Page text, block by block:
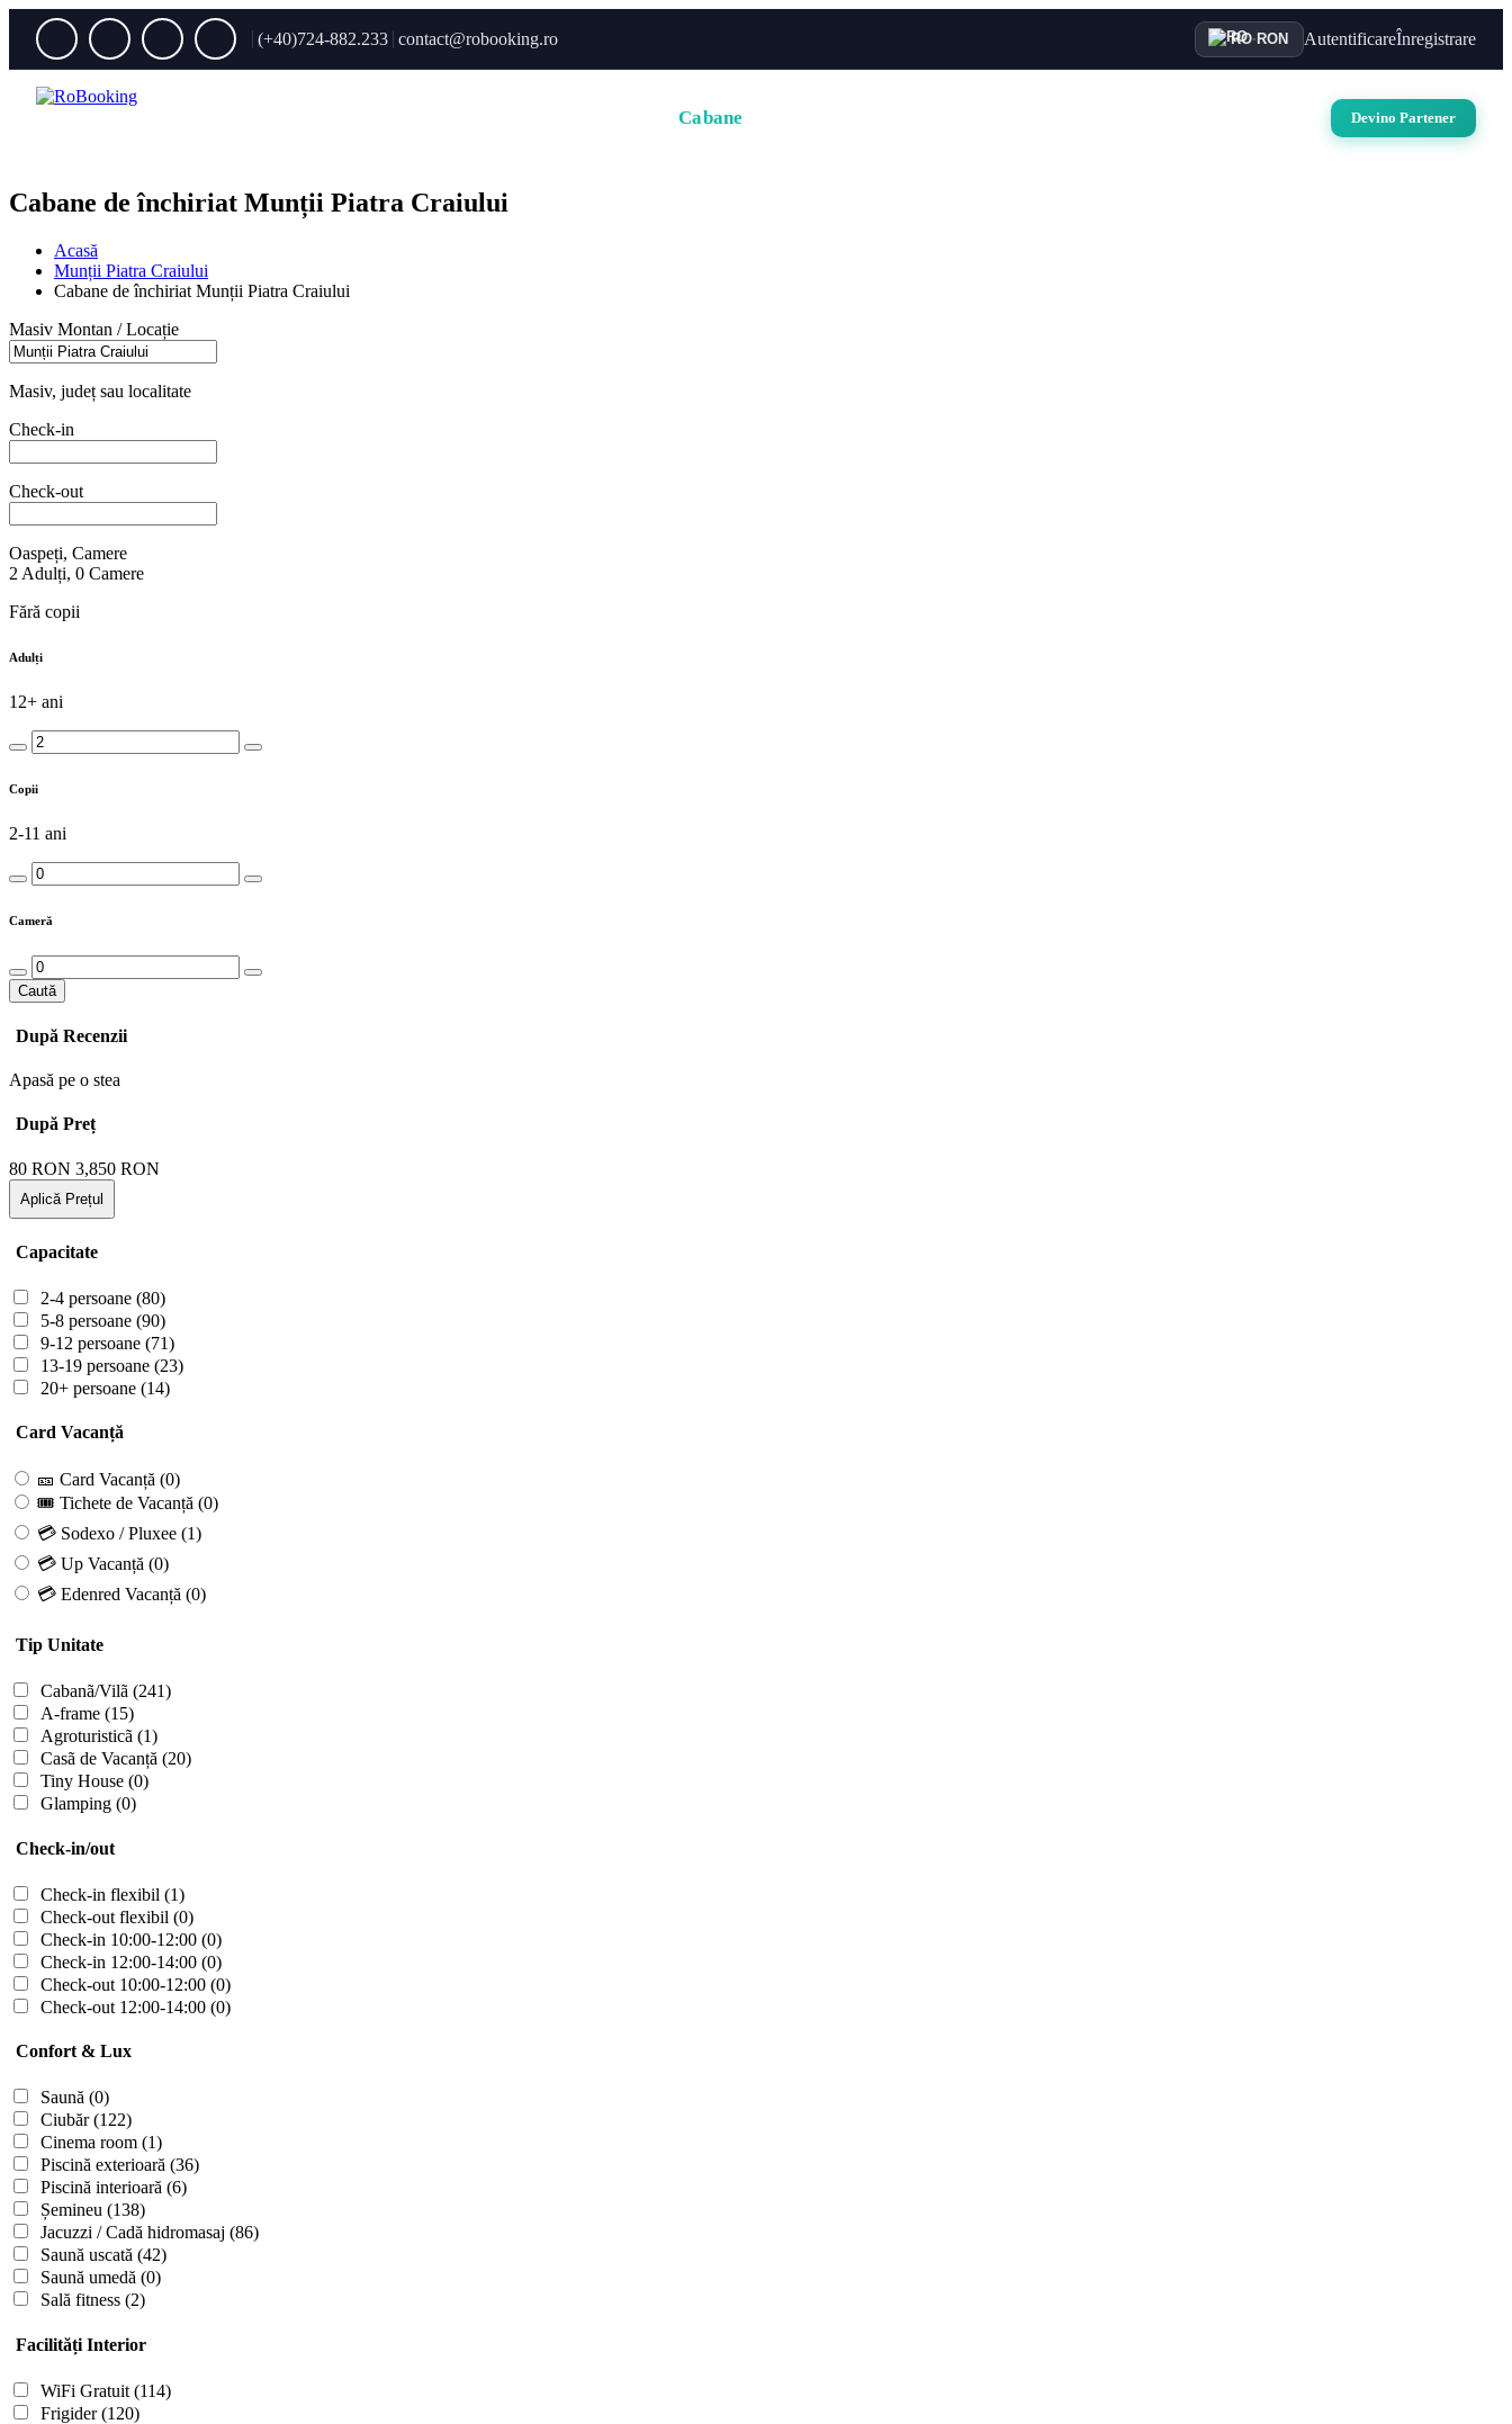
(+40)724-882.233 contact@robooking.ro RO· RON AutentificareÎnregistrare
Cabane Devino Partener
Cabane de închiriat Munții Piatra Craiului
Acasă
Munții Piatra Craiului
Cabane de închiriat Munții Piatra Craiului
Masiv Montan / Locație
Masiv, județ sau localitate
Check-in
Check-out
Oaspeți, Camere
2 Adulți, 0 Camere
Fără copii
Adulți
12+ ani
Copii
2-11 ani
Cameră
Caută
După Recenzii
Apasă pe o stea
După Preț
80 RON 3,850 RON
Aplică Prețul
Capacitate
2-4 persoane (80)
5-8 persoane (90)
9-12 persoane (71)
13-19 persoane (23)
20+ persoane (14)
Card Vacanță
🎫 Card Vacanță (0)
🎟 Tichete de Vacanță (0)
💳 Sodexo / Pluxee (1)
💳 Up Vacanță (0)
💳 Edenred Vacanță (0)
Tip Unitate
Cabanã/Vilã (241)
A-frame (15)
Agroturisticã (1)
Casã de Vacanță (20)
Tiny House (0)
Glamping (0)
Check-in/out
Check-in flexibil (1)
Check-out flexibil (0)
Check-in 10:00-12:00 (0)
Check-in 12:00-14:00 (0)
Check-out 10:00-12:00 (0)
Check-out 12:00-14:00 (0)
Confort & Lux
Saună (0)
Ciubăr(122)
Cinema room (1)
Piscină exterioară (36)
Piscină interioară (6)
Șemineu (138)
Jacuzzi / Cadă hidromasaj (86)
Saună uscată (42)
Saună umedă (0)
Sală fitness (2)
Facilități Interior
WiFi Gratuit (114)
Frigider(120)